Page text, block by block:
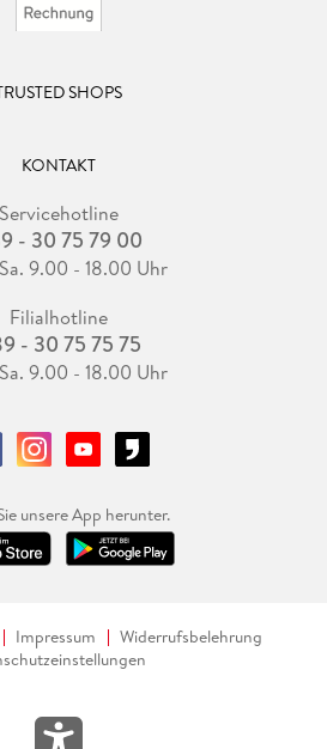
SHOPS
KONTAKT
Servicehotline
- 30 75 79 00
9.00 - 18.00 Uhr
Filialhotline
- 30 75 75 75
9.00 - 18.00 Uhr
unsere App herunter.
Impressum
Widerrufsbelehrung